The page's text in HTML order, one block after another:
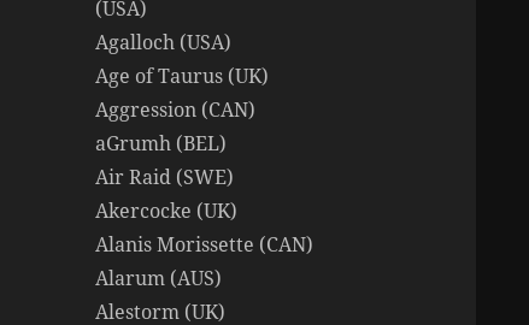
(USA)
Agalloch (USA)
Age of Taurus (UK)
Aggression (CAN)
aGrumh (BEL)
Air Raid (SWE)
Akercocke (UK)
Alanis Morissette (CAN)
Alarum (AUS)
Alestorm (UK)